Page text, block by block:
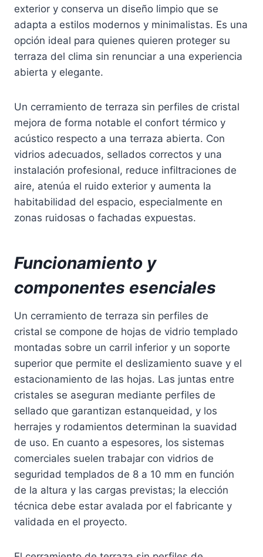
exterior y conserva un diseño limpio que se
adapta a estilos modernos y minimalistas. Es una
opción ideal para quienes quieren proteger su
terraza del clima sin renunciar a una experiencia
abierta y elegante.
Un cerramiento de terraza sin perfiles de cristal
mejora de forma notable el confort térmico y
acústico respecto a una terraza abierta. Con
vidrios adecuados, sellados correctos y una
instalación profesional, reduce infiltraciones de
aire, atenúa el ruido exterior y aumenta la
habitabilidad del espacio, especialmente en
zonas ruidosas o fachadas expuestas.
Funcionamiento y
componentes esenciales
Un cerramiento de terraza sin perfiles de
cristal se compone de hojas de vidrio templado
montadas sobre un carril inferior y un soporte
superior que permite el deslizamiento suave y el
estacionamiento de las hojas. Las juntas entre
cristales se aseguran mediante perfiles de
sellado que garantizan estanqueidad, y los
herrajes y rodamientos determinan la suavidad
de uso. En cuanto a espesores, los sistemas
comerciales suelen trabajar con vidrios de
seguridad templados de 8 a 10 mm en función
de la altura y las cargas previstas; la elección
técnica debe estar avalada por el fabricante y
validada en el proyecto.